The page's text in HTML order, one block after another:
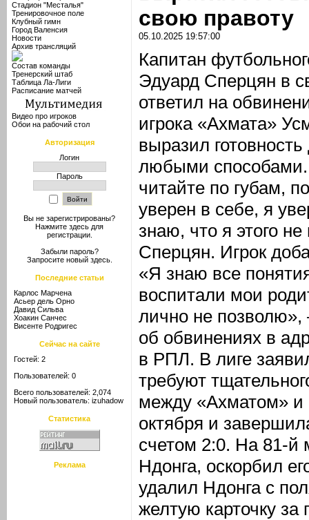
Стадион "Месталья"
Тренировочное поле
Клубный гимн
Город Валенсия
Новости
Архив трансляций
Состав команды
Тренерский штаб
Таблица Ла-Лиги
Расписание матчей
Видео про игроков
Обои на рабочий стол
Авторизация
Логин
Пароль
Вы не зарегистрированы?
Нажмите здесь для
регистрации.
Забыли пароль?
Запросите новый здесь.
Последние статьи
Карлос Марчена
Асьер дель Орно
Давид Сильва
Хоакин Санчес
Висенте Родригес
Сейчас на сайте
Гостей: 2
Пользователей: 0
Всего пользователей: 2,074
Новый пользователь: izuhadow
Статистика
Реклама
свою правоту
05.10.2025 19:57:00
Капитан
Эдуард Сперцян в
ответил на
игрока «Ахмата»
выразил
любыми
читайте по губам,
уверен в себе, я
знаю, что я этого
Сперцян. Игрок
«Я знаю все
воспитали мои
лично не
об обвинениях в
в РПЛ. В лиге
требуют
между «Ахматом» и
октября и
счетом 2:0. На 81-й
Ндонга, оскорбил
удалил Ндонга с
желтую карточку за